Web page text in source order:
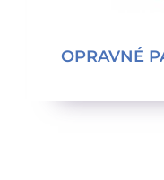
OPRAVNÉ